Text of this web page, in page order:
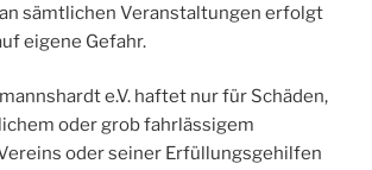
sämtlichen Veranstaltungen erfolgt
eigene Gefahr.
e.V. haftet nur für Schäden,
oder grob fahrlässigem
oder seiner Erfüllungsgehilfen